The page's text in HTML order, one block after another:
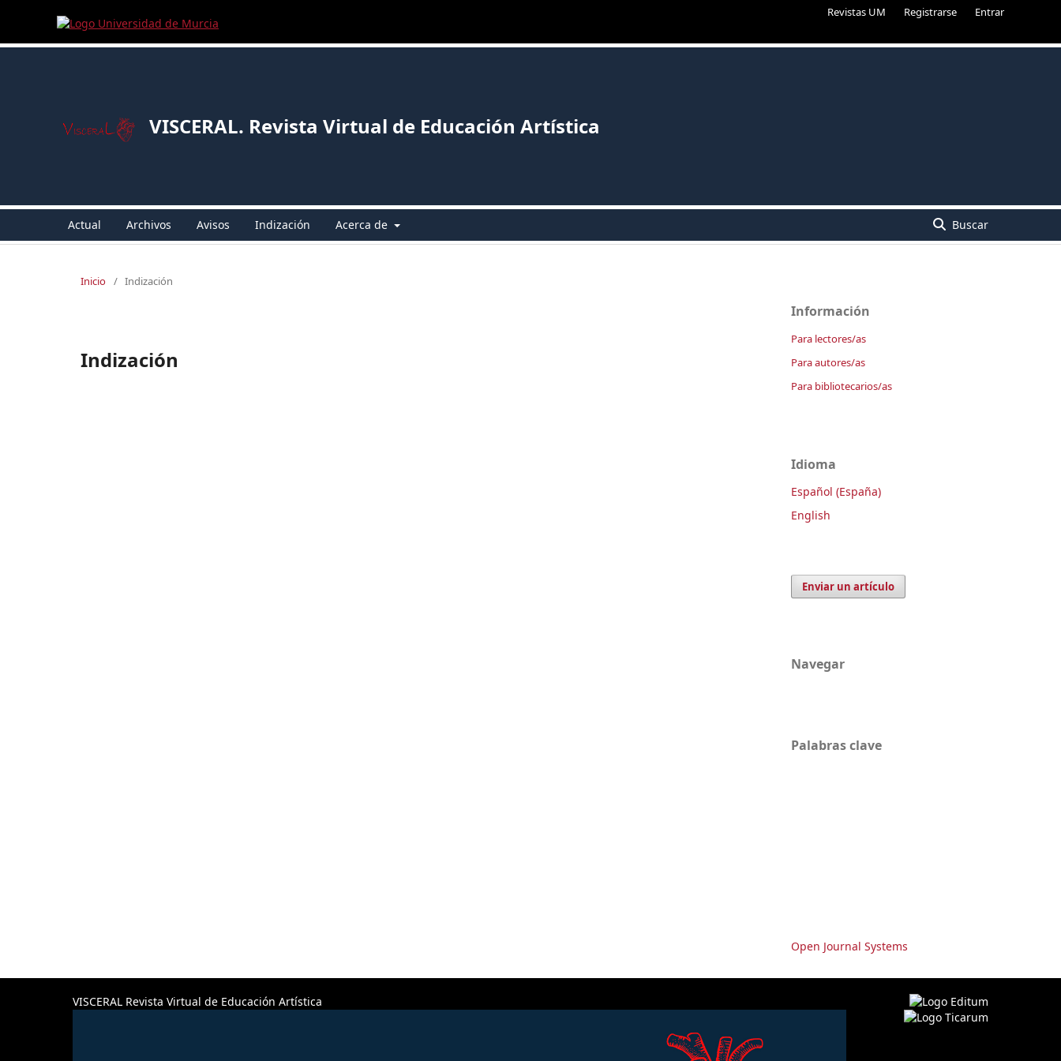
Revistas UM Registrarse Entrar
VISCERAL. Revista Virtual de Educación Artística
Actual Archivos Avisos Indización Acerca de Buscar
Inicio / Indización
Indización
Información
Para lectores/as
Para autores/as
Para bibliotecarios/as
Idioma
Español (España)
English
Enviar un artículo
Navegar
Palabras clave
Open Journal Systems
VISCERAL Revista Virtual de Educación Artística